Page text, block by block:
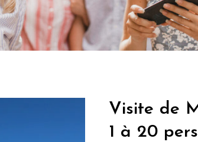
Visite de
1 à 20 pers